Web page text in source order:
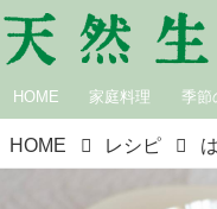
HOME 家庭料理 季節
HOME レシピ